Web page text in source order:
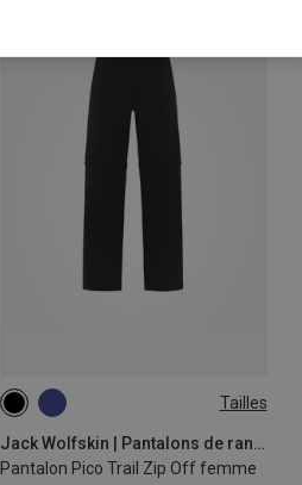
Tailles
Jack Wolfskin | Pantalons de randonnée
Pantalon Pico Trail Zip Off femme
S M
M|S